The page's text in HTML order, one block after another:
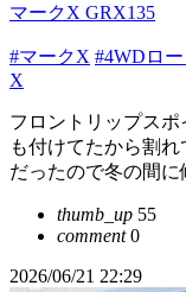
マークX GRX135
#マークX #4WDロ
X
フロントリップス
も付けてたから割
だったので冬の間
thumb_up 55
comment0
2026/06/21 22:29